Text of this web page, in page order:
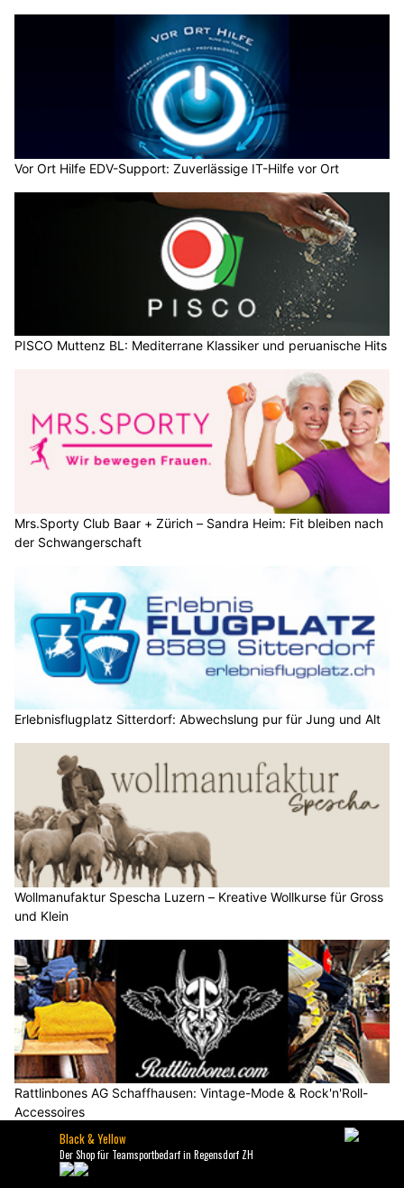
Vor Ort Hilfe EDV-Support: Zuverlässige IT-Hilfe vor Ort
PISCO Muttenz BL: Mediterrane Klassiker und peruanische Hits
Mrs.Sporty Club Baar + Zürich – Sandra Heim: Fit bleiben nach
der Schwangerschaft
Erlebnisflugplatz Sitterdorf: Abwechslung pur für Jung und Alt
Wollmanufaktur Spescha Luzern – Kreative Wollkurse für Gross
und Klein
Rattlinbones AG Schaffhausen: Vintage-Mode & Rock'n'Roll-
Accessoires